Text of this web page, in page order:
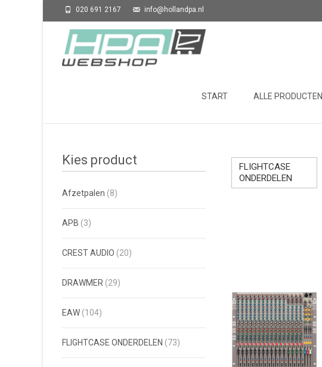
020 691 2167 info@hollandpa.nl
START ALLE PRODUCTEN
FLIGHTCASE
ONDERDELEN
Kies product
Afzetpalen (8)
APB (3)
CREST AUDIO (20)
DRAWMER (29)
EAW (104)
FLIGHTCASE ONDERDELEN (73)